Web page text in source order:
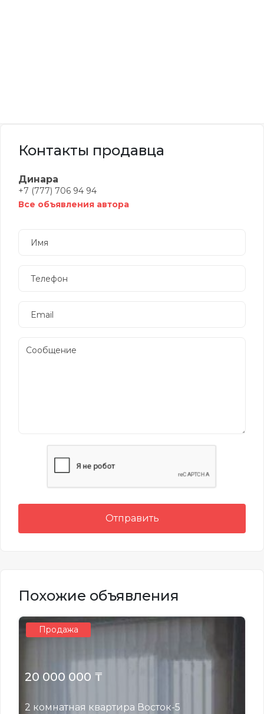
Контакты продавца
Динара
+7 (777) 706 94 94
Все объявления автора
Отправить
Похожие объявления
Продажа
20 000 000 ₸
2 комнатная квартира Восток-5